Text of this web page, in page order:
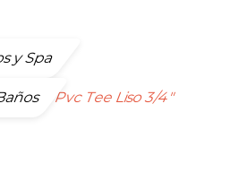
y Spa
Pvc Tee Liso 3/4″